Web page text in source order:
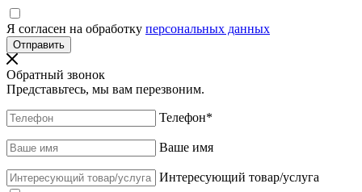
Я согласен на обработку персональных данных
Обратный звонок
Представьтесь, мы вам перезвоним.
Телефон*
Ваше имя
Интересующий товар/услуга